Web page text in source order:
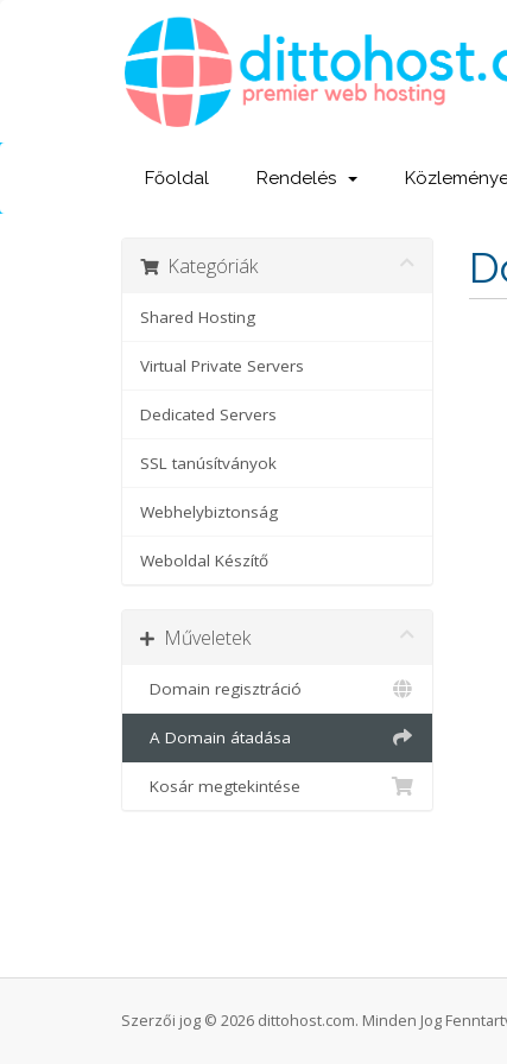
Főoldal Rendelés
Kategóriák
Shared Hosting
Virtual Private Servers
Dedicated Servers
SSL tanúsítványok
Webhelybiztonság
Weboldal Készítő
Műveletek
Domain regisztráció
A Domain átadása
Kosár megtekintése
Szerzői jog © 2026 dittohost.com. Minden Jog